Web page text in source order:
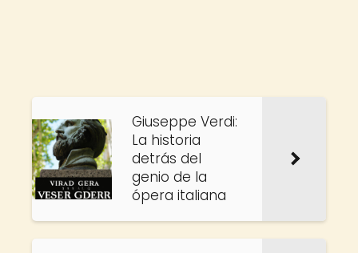
Giuseppe Verdi:
La historia
detrás del
genio de la
ópera italiana